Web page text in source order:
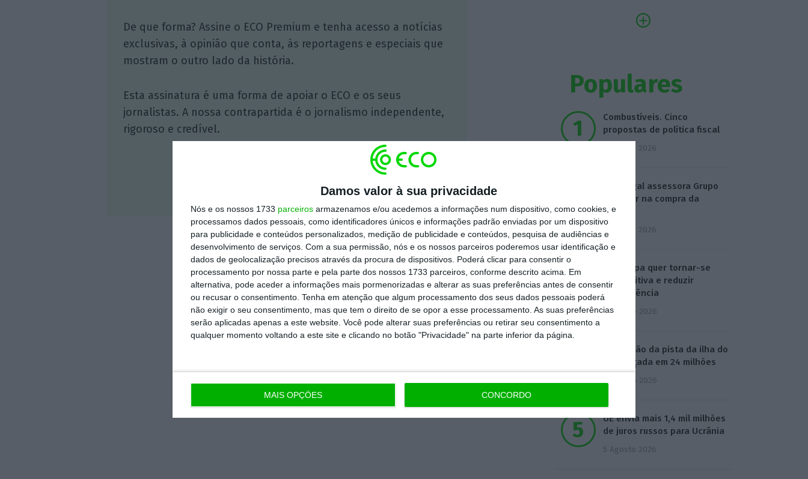
Damos valor à sua privacidade
Nós e os nossos 1733 parceiros armazenamos e/ou acedemos a informações num dispositivo, como cookies, e
processamos dados pessoais, como identificadores únicos e informações padrão enviadas por um dispositivo
para publicidade e conteúdos personalizados, medição de publicidade e conteúdos, pesquisa de audiências e
desenvolvimento de serviços. Com a sua permissão, nós e os nossos parceiros poderemos usar identificação e
dados de geolocalização precisos através da procura de dispositivos. Poderá clicar para consentir o
processamento por nossa parte e pela parte dos nossos 1733 parceiros, conforme descrito acima. Em
alternativa, pode aceder a informações mais pormenorizadas e alterar as suas preferências antes de consentir
ou recusar o consentimento. Tenha em atenção que algum processamento dos seus dados pessoais poderá
não exigir o seu consentimento, mas que tem o direito de se opor a esse processamento. As suas preferências
serão aplicadas apenas a este website. Você pode alterar suas preferências ou retirar seu consentimento a
qualquer momento voltando a este site e clicando no botão "Privacidade" na parte inferior da página.
MAIS OPÇÕES CONCORDO
De que forma? Assine o ECO Premium e tenha acesso a notícias
exclusivas, à opinião que conta, às reportagens e especiais que
mostram o outro lado da história.
Esta assinatura é uma forma de apoiar o ECO e os seus
jornalistas. A nossa contrapartida é o jornalismo independente,
rigoroso e credível.
Veja todos os planos
Populares
Combustíveis. Cinco
propostas de política fiscal
3 Agosto 2026
SRS Legal assessora Grupo
Finançor na compra da
EMATER
3 Agosto 2026
IA: Europa quer tornar-se
competitiva e reduzir
dependência
4 Agosto 2026
Ampliação da pista da ilha do
Pico orçada em 24 milhões
4 Agosto 2026
UE envia mais 1,4 mil milhões
de juros russos para Ucrânia
5 Agosto 2026